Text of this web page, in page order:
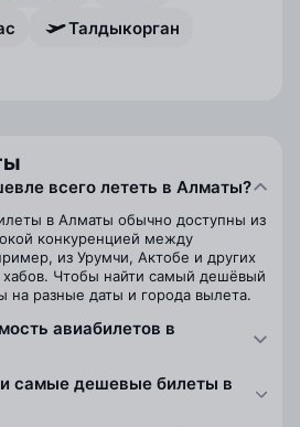
Талдыкорган
всего лететь в Алматы?
в Алматы обычно доступны из
конкуренцией между
из Урумчи, Актобе и других
хабов. Чтобы найти самый дешёвый
на разные даты и города вылета.
авиабилетов в
самые дешевые билеты в